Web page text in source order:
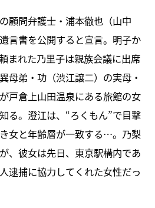
顧問弁護士・浦本徹也（山中
言書を公開すると宣言。明子か
まれた乃里子は親族会議に出席
母弟・功（渋江譲二）の実母・
戸倉上山田温泉にある旅館の女
る。澄江は、“ろくもん”で目撃
女と年齢層が一致する…。乃梨
、彼女は先日、東京駅構内であ
逮捕に協力してくれた女性だっ